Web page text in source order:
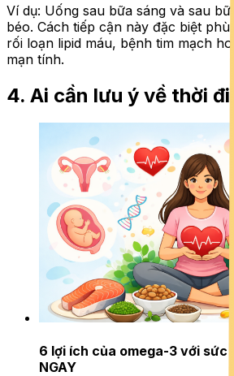
Ví dụ: Uống sau bữa sáng và sau
béo. Cách tiếp cận này đặc biệt phù
rối loạn lipid máu, bệnh tim mạch
mạn tính.
4. Ai cần lưu ý về thời
6 lợi ích của omega-3 với sức
NGAY